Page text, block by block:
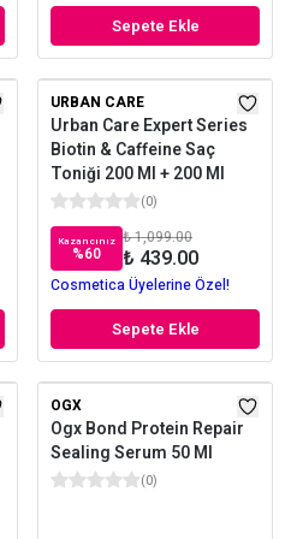
Sepete Ekle
URBAN CARE
Urban Care Expert Series
Biotin & Caffeine Saç
Toniği 200 Ml + 200 Ml
(0)
Kazancınız
%60
₺ 1,099.00
₺ 439.00
Cosmetica Üyelerine Özel!
Sepete Ekle
OGX
Ogx Bond Protein Repair
Sealing Serum 50 Ml
(0)